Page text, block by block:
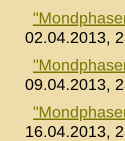
02.04.2013,
09.04.2013,
16.04.2013,